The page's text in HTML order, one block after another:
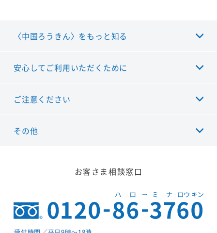
〈中国ろうきん〉をもっと知る
安心してご利用いただくために
ご注意ください
その他
お客さま相談窓口